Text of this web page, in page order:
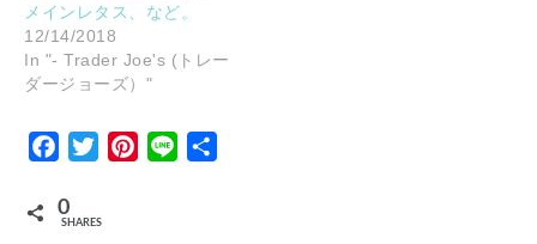
メインレタス、など。
12/14/2018
In "- Trader Joe's (トレー
ダージョーズ）"
Facebook
TwitterPinterest
Line
0
SHARES